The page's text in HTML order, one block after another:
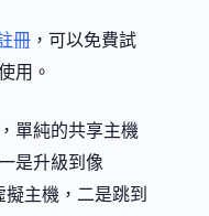
冊 ，可以免費試
用。
單純的共享主機
是升級到像
擬主機，二是跳到